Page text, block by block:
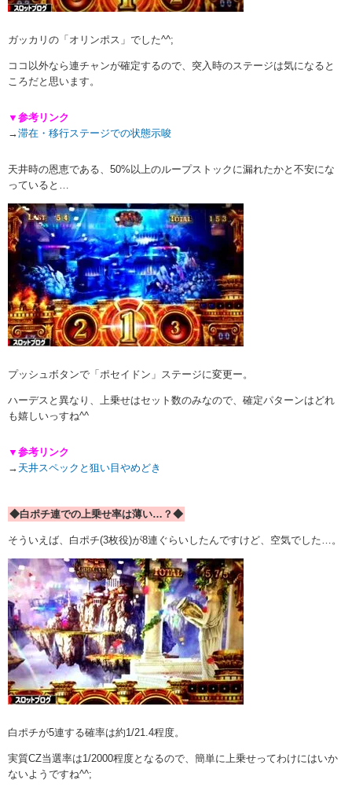
ガッカリの「オリンポス」でした^^;
ココ以外なら連チャンが確定するので、突入時のステージは気になると
ころだと思います。
▼参考リンク
→滞在・移行ステージでの状態示唆
天井時の恩恵である、50%以上のループストックに漏れたかと不安にな
っていると…
プッシュボタンで「ポセイドン」ステージに変更ー。
ハーデスと異なり、上乗せはセット数のみなので、確定パターンはどれ
も嬉しいっすね^^
▼参考リンク
→ 天井スペックと狙い目やめどき
◆白ポチ連での上乗せ率は薄い…？◆
そういえば、白ポチ(3枚役)が8連ぐらいしたんですけど、空気でした…。
白ポチが5連する確率は約1/21.4程度。
実質CZ当選率は1/2000程度となるので、簡単に上乗せってわけにはいか
ないようですね^^;